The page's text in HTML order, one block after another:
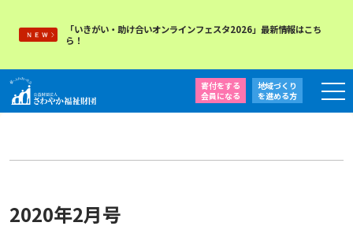
「いきがい・助け合いオンラインフェスタ2026」最新情報はこち
ら！
寄付をする
会員になる
地域づくり
を進める方
2020年2月号